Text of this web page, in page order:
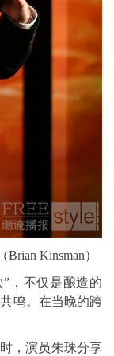
Kinsman）
，不仅是酿造的
鸣。在当晚的跨
，演员朱珠分享